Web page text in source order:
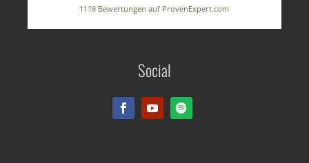
BUSE HERZ GRUNST
Rechtsanwälte PartG mbB
1118 Bewertungen auf ProvenExpert.com
Social